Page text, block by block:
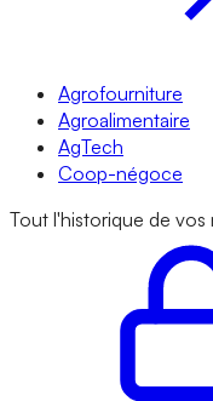
Agrofourniture
Agroalimentaire
AgTech
Coop-négoce
Tout l'historique de